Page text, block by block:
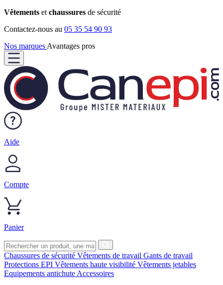
Vêtements et chaussures de sécurité
Contactez-nous au 05 35 54 90 93
Nos marques Avantages pros
Aide
Compte
Panier
Chaussures de sécurité Vêtements de travail Gants de travail
Protections EPI Vêtements haute visibilité Vêtements jetables
Equipements antichute Accessoires